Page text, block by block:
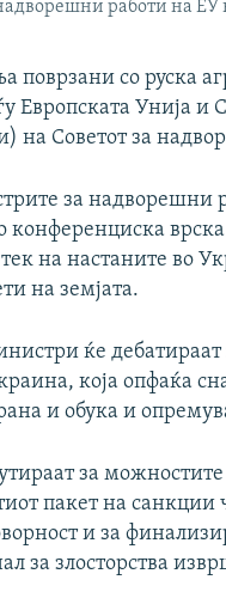
работи на ЕУ
поврзани со руска
Европската Унија
на Советот за
за надворешни
на настаните во
на земјата.
ќе
која опфаќа
и обука и
за можностите
пакет на санкции
и за
за злосторства